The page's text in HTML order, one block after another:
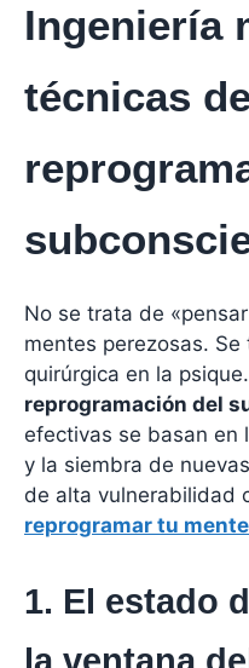
Ingeniería
técnicas
No se trata de
mentes perezosas.
quirúrgica en la
reprogramación del
efectivas se basan en
y la siembra de
de alta vulnerabilidad
reprogramar tu
1. El estado